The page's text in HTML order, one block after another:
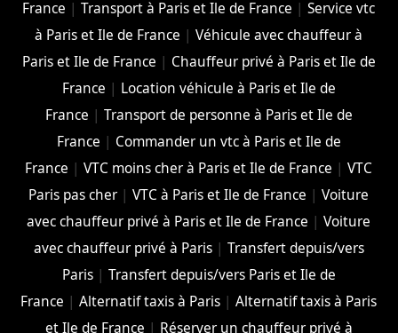
France |Transport à Paris et Ile de France |Service vtc
à Paris et Ile de France |Véhicule avec chauffeur à
Paris et Ile de France | Chauffeur privé à Paris et Ile de
France | Location véhicule à Paris et Ile de
France | Transport de personne à Paris et Ile de
France | Commander un vtc à Paris et Ile de
France |VTC moins cher à Paris et Ile de France |VTC
Paris pas cher |VTC à Paris et Ile de France |Voiture
avec chauffeur privé à Paris et Ile de France |Voiture
avec chauffeur privé à Paris| Transfert depuis/vers
Paris| Transfert depuis/vers Paris et Ile de
France |Alternatif taxis à Paris |Alternatif taxis à Paris
et Ile de France | Réserver un chauffeur privé à